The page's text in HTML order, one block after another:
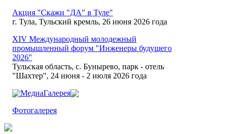
Акция "Скажи "ДА" в Туле"
г. Тула, Тульский кремль, 26 июня 2026 года
XIV Международный молодежный
промышленный форум "Инженеры будущего
2026"
Тульская область, с. Бунырево, парк - отель
"Шахтер", 24 июня - 2 июля 2026 года
МедиаГалерея
Фотогалерея